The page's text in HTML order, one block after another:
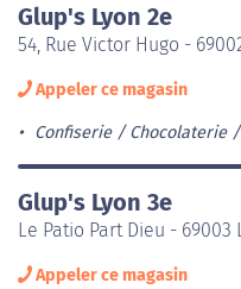
Glup's Lyon 2e
54, Rue Victor Hugo -
Appeler ce magasin
Confiserie / Chocolaterie
Glup's Lyon 3e
Le Patio Part Dieu - 69003
Appeler ce magasin